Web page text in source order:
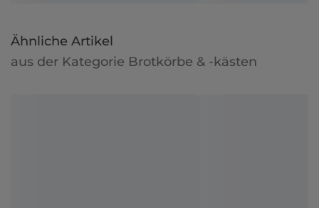
Ähnliche Artikel
aus der Kategorie Brotkörbe & -kästen